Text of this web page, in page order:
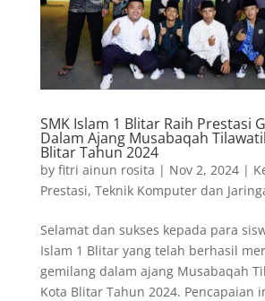
SMK Islam 1 Blitar Raih Prestasi
Dalam Ajang Musabaqah
Blitar Tahun 2024
by fitri ainun rosita | Nov 2, 2024|
Prestasi, Teknik Komputer dan
Selamat dan sukses kepada para
Islam 1 Blitar yang telah berhasil
gemilang dalam ajang Musabaqah
Kota Blitar Tahun 2024. Pencapaian